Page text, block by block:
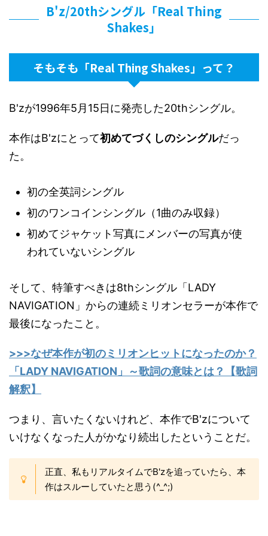
B'z/20thシングル「Real Thing
Shakes」
そもそも「Real Thing Shakes」って？
B'zが1996年5月15日に発売した20thシングル。
本作はB'zにとって初めてづくしのシングルだっ
た。
初の全英詞シングル
初のワンコインシングル（1曲のみ収録）
初めてジャケット写真にメンバーの写真が使
われていないシングル
そして、特筆すべきは8thシングル「LADY
NAVIGATION」からの連続ミリオンセラーが本作で
最後になったこと。
>>>なぜ本作が初のミリオンヒットになったのか？
「LADY NAVIGATION」～歌詞の意味とは？【歌詞
解釈】
つまり、言いたくないけれど、本作でB'zについて
いけなくなった人がかなり続出したということだ。
正直、私もリアルタイムでB'zを追っていたら、本
作はスルーしていたと思う(^_^;)